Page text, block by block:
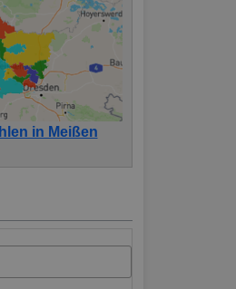
in Meißen